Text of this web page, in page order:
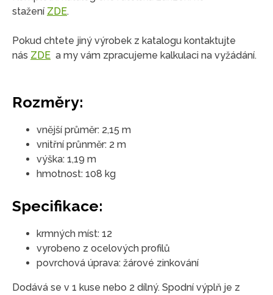
stažení ZDE.
Pokud chtete jiný výrobek z katalogu kontaktujte
nás ZDE a my vám zpracujeme kalkulaci na vyžádání.
Rozměry:
vnější průměr: 2,15 m
vnitřní průnměr: 2 m
výška: 1,19 m
hmotnost: 108 kg
Specifikace:
krmných míst: 12
vyrobeno z ocelových profilů
povrchová úprava: žárové zinkování
Dodává se v 1 kuse nebo 2 dílný. Spodní výplň je z